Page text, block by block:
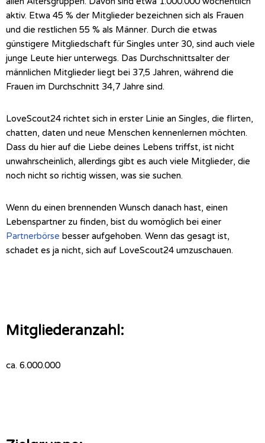
aktiv. Etwa 45 % der Mitglieder bezeichnen sich als Frauen
und die restlichen 55 % als Männer. Durch die etwas
günstigere Mitgliedschaft für Singles unter 30, sind auch viele
junge Leute hier unterwegs. Das Durchschnittsalter der
männlichen Mitglieder liegt bei 37,5 Jahren, während die
Frauen im Durchschnitt 34,7 Jahre sind.
LoveScout24 richtet sich in erster Linie an Singles, die flirten,
chatten, daten und neue Menschen kennenlernen möchten.
Dass du hier auf die Liebe deines Lebens triffst, ist nicht
unwahrscheinlich, allerdings gibt es auch viele Mitglieder, die
noch nicht so richtig wissen, was sie suchen.
Wenn du einen brennenden Wunsch danach hast, einen
Lebenspartner zu finden, bist du womöglich bei einer
Partnerbörse besser aufgehoben. Wenn das gesagt ist,
schadet es ja nicht, sich auf LoveScout24 umzuschauen.
Mitgliederanzahl:
ca. 6.000.000